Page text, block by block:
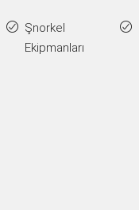
Şnorkel
Ekipmanları